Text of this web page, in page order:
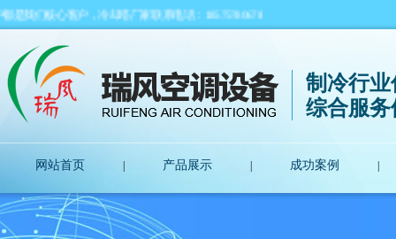
客户，冷却塔厂家联系电话：18575780678
制冷行业
综合服务
网站首页 产品展示 成功案例